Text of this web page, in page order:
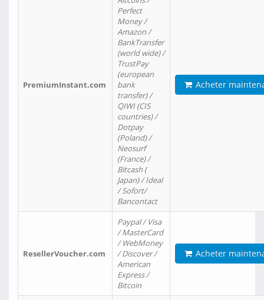
PremiumInstant.com
Perfect
Money /
Amazon /
BankTransfer
(world wide) /
TrustPay
(european
bank
transfer) /
QIWI (CIS
countries) /
Dotpay
(Poland) /
Neosurf
(France) /
Bitcash (
Japan) / Ideal
/ Sofort/
Bancontact
Acheter
ResellerVoucher.com
Paypal / Visa
/ MasterCard
/ WebMoney
/ Discover /
American
Express /
Bitcoin
Acheter